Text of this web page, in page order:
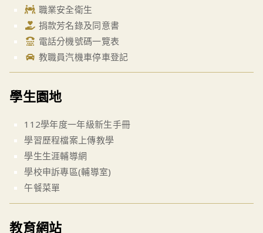
職業安全衛生
捐款芳名錄及同意書
電話分機號碼一覽表
教職員汽機車停車登記
學生園地
112學年度一年級新生手冊
學習歷程檔案上傳教學
學生生涯輔導網
學校申訴專區(輔導室)
午餐菜單
教育網站